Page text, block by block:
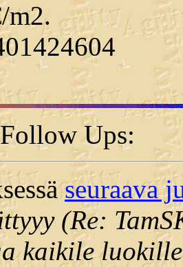
m2.
Ups:
seuraava
(Re:
kaikile